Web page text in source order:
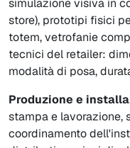
simulazione visiva in
store), prototipi fisici
totem, vetrofanie
tecnici del retailer:
modalità di posa,
Produzione e
stampa e lavorazione,
coordinamento